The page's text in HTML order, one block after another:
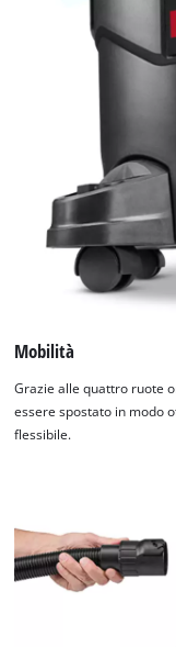
Mobilità
Grazie alle quattro ruote
essere spostato in modo
flessibile.